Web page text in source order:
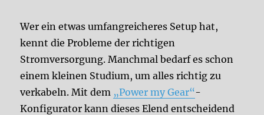
Wer ein etwas umfangreicheres Setup hat,
kennt die Probleme der richtigen
Stromversorgung. Manchmal bedarf es schon
einem kleinen Studium, um alles richtig zu
verkabeln. Mit dem „Power my Gear“-
Konfigurator kann dieses Elend entscheidend